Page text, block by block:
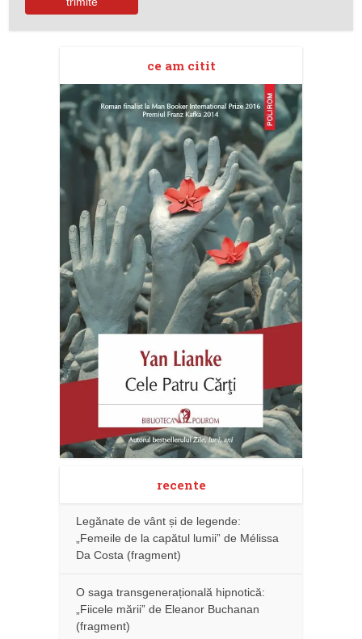
ce am citit
recente
Legănate de vânt și de legende:
„Femeile de la capătul lumii” de Mélissa
Da Costa (fragment)
O saga transgenerațională hipnotică:
„Fiicele mării” de Eleanor Buchanan
(fragment)